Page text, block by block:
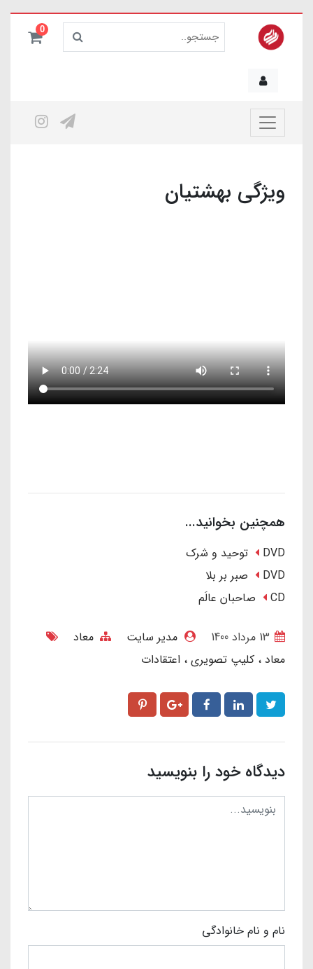
0
ویژگی بهشتیان
همچنین بخوانید...
DVD توحید و شرک
DVD صبر بر بلا
CD صاحبان عالَم
مدیر سایت
معاد
معاد کلیپ تصویری اعتقادات
دیدگاه خود را بنویسید
نام و نام خانوادگی